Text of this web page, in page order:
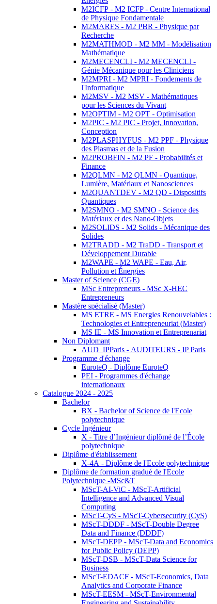
M2ICFP - M2 ICFP - Centre International
de Physique Fondamentale
M2MARES - M2 PBR - Physique par
Recherche
M2MATHMOD - M2 MM - Modélisation
Mathématique
M2MECENCLI - M2 MECENCLI -
Génie Mécanique pour les Cliniciens
M2MPRI - M2 MPRI - Fondements de
l'Informatique
M2MSV - M2 MSV - Mathématiques
pour les Sciences du Vivant
M2OPTIM - M2 OPT - Optimisation
M2PIC - M2 PIC - Projet, Innovation,
Conception
M2PLASPHYFUS - M2 PPF - Physique
des Plasmas et de la Fusion
M2PROBFIN - M2 PF - Probabilités et
Finance
M2QLMN - M2 QLMN - Quantique,
Lumière, Matériaux et Nanosciences
M2QUANTDEV - M2 QD - Dispositifs
Quantiques
M2SMNO - M2 SMNO - Science des
Matériaux et des Nano-Objets
M2SOLIDS - M2 Solids - Mécanique des
Solides
M2TRADD - M2 TraDD - Transport et
Développement Durable
M2WAPE - M2 WAPE - Eau, Air,
Pollution et Énergies
Master of Science (CGE)
MSc Entrepreneurs - MSc X-HEC
Entrepreneurs
Mastère spécialisé (Master)
MS ETRE - MS Energies Renouvelables :
Technologies et Entrepreneuriat (Master)
MS IE - MS Innovation et Entreprenariat
Non Diplomant
AUD_IPParis - AUDITEURS - IP Paris
Programme d'échange
EuroteQ - Diplôme EuroteQ
PEI - Programmes d'échange
internationaux
Catalogue 2024 - 2025
Bachelor
BX - Bachelor of Science de l'Ecole
polytechnique
Cycle Ingénieur
X - Titre d’Ingénieur diplômé de l’École
polytechnique
Diplôme d'établissement
X-4A - Diplôme de l'Ecole polytechnique
Diplôme de formation gradué de l'Ecole
Polytechnique -MSc&T
MScT-AI-ViC - MScT-Artificial
Intelligence and Advanced Visual
Computing
MScT-CyS - MScT-Cybersecurity (CyS)
MScT-DDDF - MScT-Double Degree
Data and Finance (DDDF)
MScT-DEPP - MScT-Data and Economics
for Public Policy (DEPP)
MScT-DSB - MScT-Data Science for
Business
MScT-EDACF - MScT-Economics, Data
Analytics and Corporate Finance
MScT-EESM - MScT-Environmental